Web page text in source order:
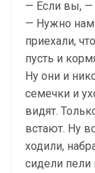
— Если вы, —
— Нужно нам
приехали,
пусть и
Ну они и
семечки и
видят.
встают. Ну
ходили,
сидели пели